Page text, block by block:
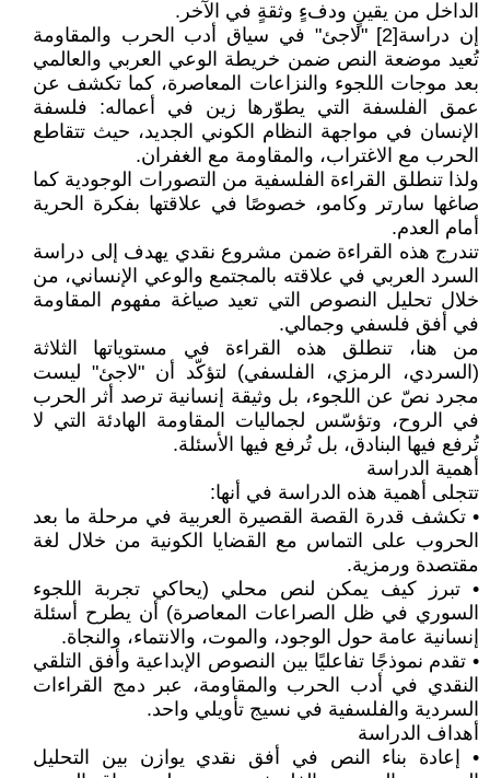
الداخل من يقينٍ ودفءٍ وثقةٍ في الآخر.
إن دراسة[2] "لاجئ" في سياق أدب الحرب والمقاومة
تُعيد موضعة النص ضمن خريطة الوعي العربي والعالمي
بعد موجات اللجوء والنزاعات المعاصرة، كما تكشف عن
عمق الفلسفة التي يطوّرها زين في أعماله: فلسفة
الإنسان في مواجهة النظام الكوني الجديد، حيث تتقاطع
الحرب مع الاغتراب، والمقاومة مع الغفران.
ولذا تنطلق القراءة الفلسفية من التصورات الوجودية كما
صاغها سارتر وكامو، خصوصًا في علاقتها بفكرة الحرية
أمام العدم.
تندرج هذه القراءة ضمن مشروع نقدي يهدف إلى دراسة
السرد العربي في علاقته بالمجتمع والوعي الإنساني، من
خلال تحليل النصوص التي تعيد صياغة مفهوم المقاومة
في أفق فلسفي وجمالي.
من هنا، تنطلق هذه القراءة في مستوياتها الثلاثة
(السردي، الرمزي، الفلسفي) لتؤكّد أن "لاجئ" ليست
مجرد نصّ عن اللجوء، بل وثيقة إنسانية ترصد أثر الحرب
في الروح، وتؤسّس لجماليات المقاومة الهادئة التي لا
تُرفع فيها البنادق، بل تُرفع فيها الأسئلة.
أهمية الدراسة
تتجلى أهمية هذه الدراسة في أنها:
• تكشف قدرة القصة القصيرة العربية في مرحلة ما بعد
الحروب على التماس مع القضايا الكونية من خلال لغة
مقتصدة ورمزية.
• تبرز كيف يمكن لنص محلي (يحاكي تجربة اللجوء
السوري في ظل الصراعات المعاصرة) أن يطرح أسئلة
إنسانية عامة حول الوجود، والموت، والانتماء، والنجاة.
• تقدم نموذجًا تفاعليًا بين النصوص الإبداعية وأفق التلقي
النقدي في أدب الحرب والمقاومة، عبر دمج القراءات
السردية والفلسفية في نسيج تأويلي واحد.
أهداف الدراسة
• إعادة بناء النص في أفق نقدي يوازن بين التحليل